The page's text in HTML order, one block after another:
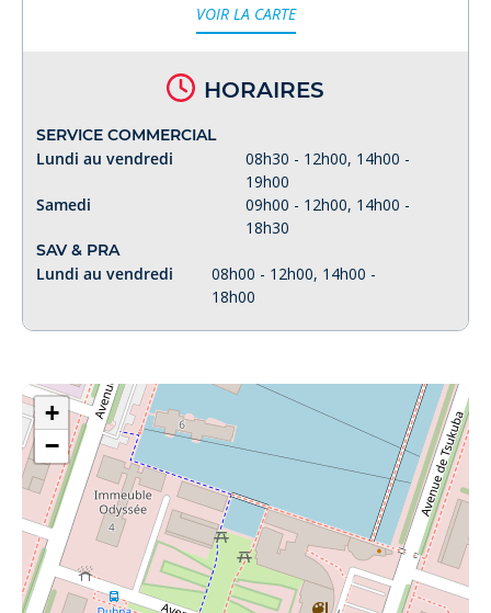
+
−
VOIR LA CARTE
HORAIRES
SERVICE COMMERCIAL
Lundi au vendredi
08h30 - 12h00, 14h00 -
19h00
Samedi
09h00 - 12h00, 14h00 -
18h30
SAV & PRA
Lundi au vendredi
08h00 - 12h00, 14h00 -
18h00